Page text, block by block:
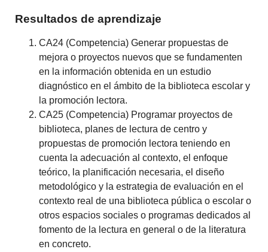
Resultados de aprendizaje
CA24 (Competencia) Generar propuestas de
mejora o proyectos nuevos que se fundamenten
en la información obtenida en un estudio
diagnóstico en el ámbito de la biblioteca escolar y
la promoción lectora.
CA25 (Competencia) Programar proyectos de
biblioteca, planes de lectura de centro y
propuestas de promoción lectora teniendo en
cuenta la adecuación al contexto, el enfoque
teórico, la planificación necesaria, el diseño
metodológico y la estrategia de evaluación en el
contexto real de una biblioteca pública o escolar o
otros espacios sociales o programas dedicados al
fomento de la lectura en general o de la literatura
en concreto.